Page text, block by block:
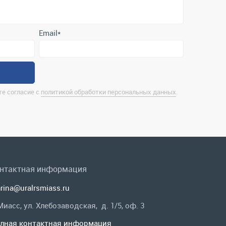
информация
ул. Хлебозаводская, д. 1/5, оф. 3
контактная информация